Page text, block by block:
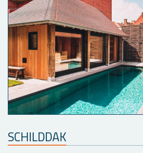
SCHILD­DAK